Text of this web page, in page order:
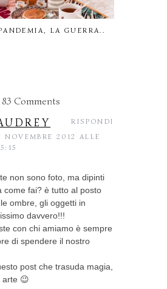
LA GUERRA..
83 Comments
NOVEMBRE 2012 ALLE
non sono foto, ma dipinti
fai? è tutto al posto
ombre, gli oggetti in
davvero!!!
con chi amiamo è sempre
di spendere il nostro
post che trasuda magia,
arte 😉
RISPONDI